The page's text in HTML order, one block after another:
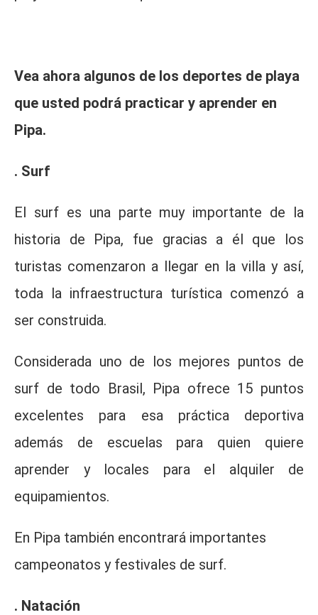
Vea ahora algunos de los deportes de playa
que usted podrá practicar y aprender en
Pipa.
. Surf
El surf es una parte muy importante de la
historia de Pipa, fue gracias a él que los
turistas comenzaron a llegar en la villa y así,
toda la infraestructura turística comenzó a
ser construida.
Considerada uno de los mejores puntos de
surf de todo Brasil, Pipa ofrece 15 puntos
excelentes para esa práctica deportiva
además de escuelas para quien quiere
aprender y locales para el alquiler de
equipamientos.
En Pipa también encontrará importantes
campeonatos y festivales de surf.
. Natación